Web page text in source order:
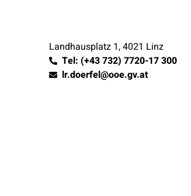
Landhausplatz 1, 4021 Linz
Tel: (+43 732) 7720-17 300
lr.doerfel@ooe.gv.at